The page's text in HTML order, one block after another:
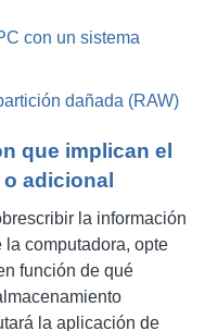
con un sistema
dañada (RAW)
que implican el
adicional
la información
computadora, opte
función de qué
la aplicación de